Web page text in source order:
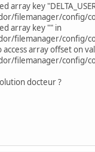
array key
filemanager/config/
array key "" in
filemanager/config/
access array offset on
filemanager/config/
docteur ?